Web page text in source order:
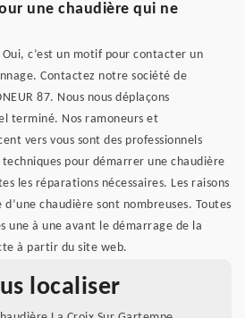
une chaudière qui ne
c’est un motif pour contacter un
Contactez notre société de
87. Nous nous déplaçons
terminé. Nos ramoneurs et
vers vous sont des professionnels
pour démarrer une chaudière
les réparations nécessaires. Les raisons
chaudière sont nombreuses. Toutes
une à une avant le démarrage de la
à partir du site web.
localiser